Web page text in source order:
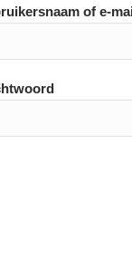
of e-